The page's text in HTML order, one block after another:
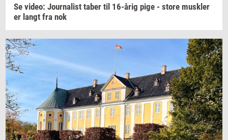
Se video: Jour­na­list taber til 16-årig pige - store mus­k­ler
er langt fra nok